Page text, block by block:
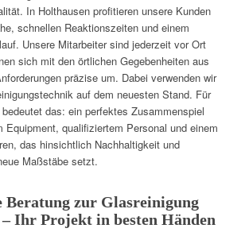
In Holthausen profitieren unsere Kunden
schnellen Reaktionszeiten und einem
Unsere Mitarbeiter sind jederzeit vor Ort
sich mit den örtlichen Gegebenheiten aus
präzise um. Dabei verwenden wir
auf dem neuesten Stand. Für
das: ein perfektes Zusammenspiel
Equipment, qualifiziertem Personal und einem
das hinsichtlich Nachhaltigkeit und
Maßstäbe setzt.
zur Glasreinigung
Ihr Projekt in besten Händen